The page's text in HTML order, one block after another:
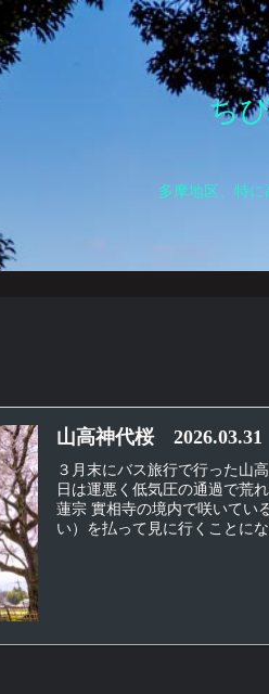
ち
多摩地区、特
山高神代桜 2026.03.31
３月末にバス旅行で行った山
日は運悪く低気圧の通過で荒
蓮宗 實相寺の境内で咲いてい
い）を払って見に行くことに